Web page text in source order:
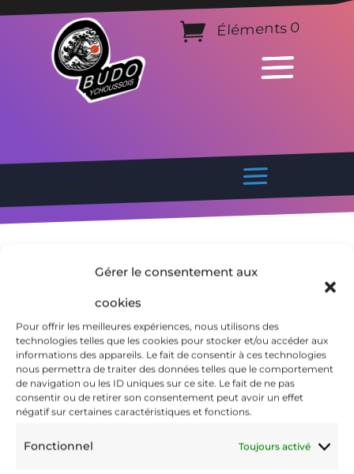
Gérer le consentement aux
cookies
Pour offrir les meilleures expériences, nous utilisons des
technologies telles que les cookies pour stocker et/ou accéder aux
informations des appareils. Le fait de consentir à ces technologies
nous permettra de traiter des données telles que le comportement
de navigation ou les ID uniques sur ce site. Le fait de ne pas
consentir ou de retirer son consentement peut avoir un effet
négatif sur certaines caractéristiques et fonctions.
Fonctionnel Toujours activé
Éléments 0